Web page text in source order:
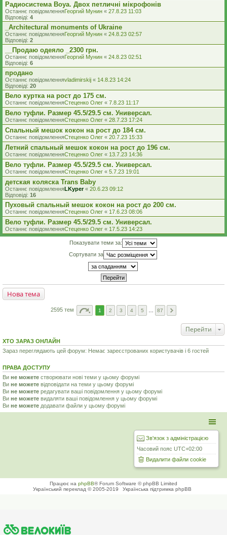
Радиосистема Boya. Двох петличні мікрофонів
Останнє повідомленняГеоргий Мунин « 27.8.23 11:03
Відповіді: 4
_Architectural monuments of Ukraine
Останнє повідомленняГеоргий Мунин « 24.8.23 02:57
Відповіді: 2
__Продаю одеяло _2300 грн.
Останнє повідомленняГеоргий Мунин « 24.8.23 02:51
Відповіді: 6
продано
Останнє повідомленняvladimirskij « 14.8.23 14:24
Відповіді: 20
Вело куртка на рост до 175 см.
Останнє повідомленняСтеценко Олег « 7.8.23 11:17
Вело туфли. Размер 45.5/29.5 см. Универсал.
Останнє повідомленняСтеценко Олег « 28.7.23 17:24
Спальный мешок кокон на рост до 184 см.
Останнє повідомленняСтеценко Олег « 20.7.23 15:33
Летний спальный мешок кокон на рост до 196 см.
Останнє повідомленняСтеценко Олег « 13.7.23 14:36
Вело туфли. Размер 45.5/29.5 см. Универсал.
Останнє повідомленняСтеценко Олег « 5.7.23 19:01
детская коляска Trans Baby
Останнє повідомленняLKyper« 20.6.23 09:12
Відповіді: 16
Пуховый спальный мешок кокон на рост до 200 см.
Останнє повідомленняСтеценко Олег « 17.6.23 08:06
Вело туфли. Размер 45.5/29.5 см. Универсал.
Останнє повідомленняСтеценко Олег « 17.5.23 14:23
Показувати теми за:
Сортувати за
Нова тема
2595 тем 1 2 3 4 5 87
Перейти
ХТО ЗАРАЗ ОНЛАЙН
Зараз переглядають цей форум: Немає зареєстрованих користувачів і 6 гостей
ПРАВА ДОСТУПУ
Ви не можете створювати нові теми у цьому форумі
Ви не можете відповідати на теми у цьому форумі
Ви не можете редагувати ваші повідомлення у цьому форумі
Ви не можете видаляти ваші повідомлення у цьому форумі
Ви не можете додавати файли у цьому форумі
Зв'язок з адміністрацією
Часовий пояс UTC+02:00
Видалити файли cookie
Працює на phpBB® Forum Software © phpBB Limited
Український переклад © 2005-2019
Українська підтримка phpBB